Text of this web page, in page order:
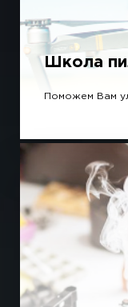
Школа
Поможем Вам